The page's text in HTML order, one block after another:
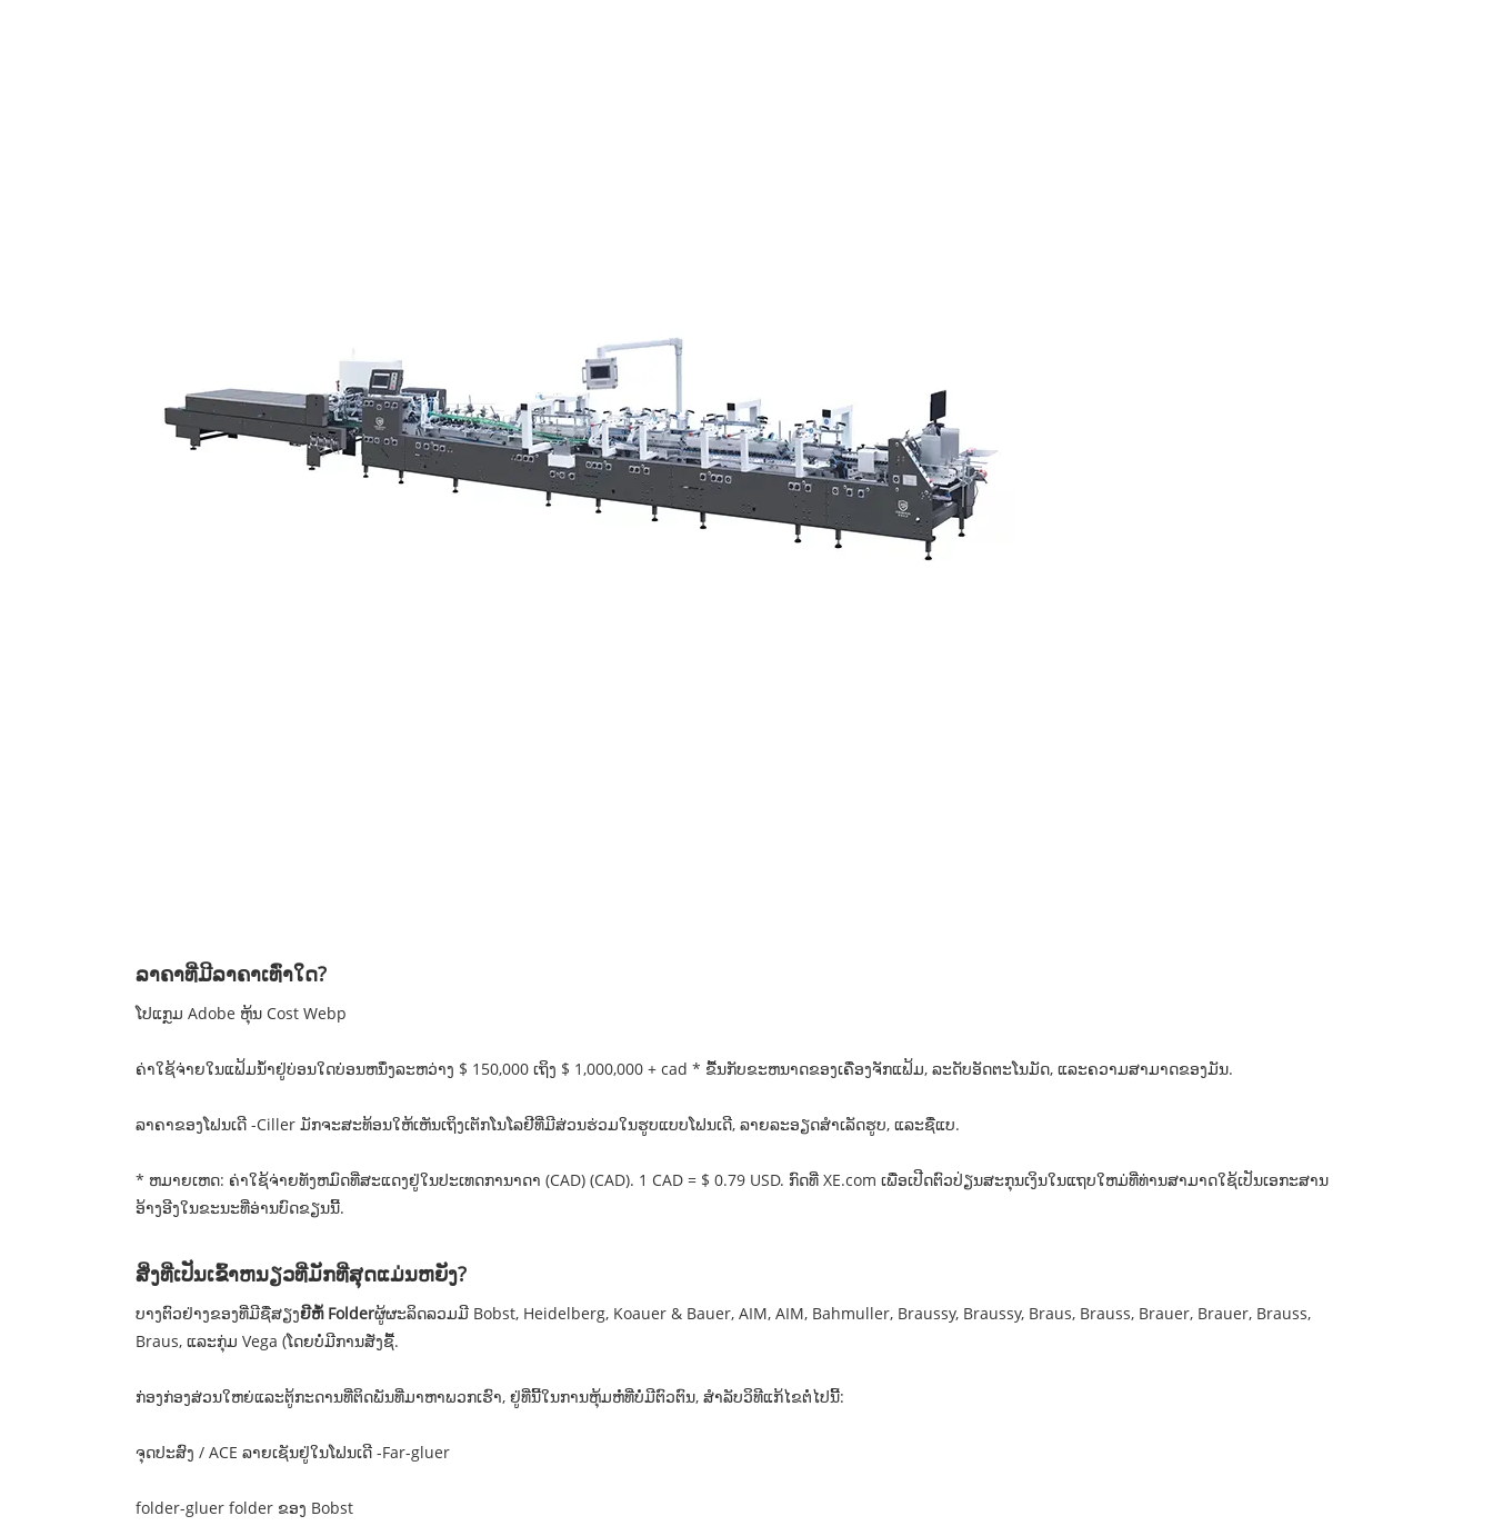
ລາຄາທີ່ມີລາຄາເທົ່າໃດ?
ໂປແກຼມ Adobe ຫຸ້ນ Cost Webp
ຄ່າໃຊ້ຈ່າຍໃນແຟ້ມນ້ໍາຢູ່ບ່ອນໃດບ່ອນຫນຶ່ງລະຫວ່າງ $ 150,000 ເຖິງ $ 1,000,000 + cad * ຂື້ນກັບຂະຫນາດຂອງເຄື່ອງຈັກແຟ້ມ, ລະດັບອັດຕະໂນມັດ, ແລະຄວາມສາມາດຂອງມັນ.
ລາຄາຂອງໂຟນເດີ -Ciller ມັກຈະສະທ້ອນໃຫ້ເຫັນເຖິງເຕັກໂນໂລຢີທີ່ມີສ່ວນຮ່ວມໃນຮູບແບບໂຟນເດີ, ລາຍລະອຽດສໍາເລັດຮູບ, ແລະຊື່ແບ.
* ຫມາຍເຫດ: ຄ່າໃຊ້ຈ່າຍທັງຫມົດທີ່ສະແດງຢູ່ໃນປະເທດການາດາ (CAD) (CAD). 1 CAD = $ 0.79 USD. ກົດທີ່ XE.com ເພື່ອເປີດຕົວປ່ຽນສະກຸນເງິນໃນແຖບໃຫມ່ທີ່ທ່ານສາມາດໃຊ້ເປັນເອກະສານ
ອ້າງອີງໃນຂະນະທີ່ອ່ານບົດຂຽນນີ້.
ສິ່ງທີ່ເປັນເຂົ້າຫນຽວທີ່ມັກທີ່ສຸດແມ່ນຫຍັງ?
ບາງຕົວຢ່າງຂອງທີ່ມີຊື່ສຽງຍີຫໍ້ Folderຜູ້ຜະລິດລວມມີ Bobst, Heidelberg, Koauer & Bauer, AIM, AIM, Bahmuller, Braussy, Braussy, Braus, Brauss, Brauer, Brauer, Brauss,
Braus, ແລະກຸ່ມ Vega (ໂດຍບໍ່ມີການສັ່ງຊື້.
ກ່ອງກ່ອງສ່ວນໃຫຍ່ແລະຕູ້ກະດານທີ່ຕິດພັນທີ່ມາຫາພວກເຮົາ, ຢູ່ທີ່ນີ້ໃນການຫຸ້ມຫໍ່ທີ່ບໍ່ມີຕົວຕົນ, ສໍາລັບວິທີແກ້ໄຂຕໍ່ໄປນີ້:
ຈຸດປະສົງ / ACE ລາຍເຊັນຢູ່ໃນໂຟນເດີ -Far-gluer
folder-gluer folder ຂອງ Bobst